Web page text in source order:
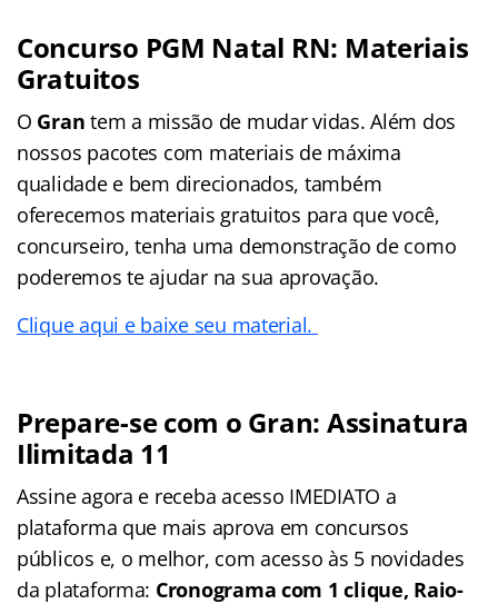
Concurso PGM Natal RN: Materiais
Gratuitos
O Grantem a missão de mudar vidas. Além dos
nossos pacotes com materiais de máxima
qualidade e bem direcionados, também
oferecemos materiais gratuitos para que você,
concurseiro, tenha uma demonstração de como
poderemos te ajudar na sua aprovação.
Clique aqui e baixe seu material.
Prepare-se com o Gran: Assinatura
Ilimitada 11
Assine agora e receba acesso IMEDIATO a
plataforma que mais aprova em concursos
públicos e, o melhor, com acesso às 5 novidades
da plataforma: Cronograma com 1 clique, Raio-